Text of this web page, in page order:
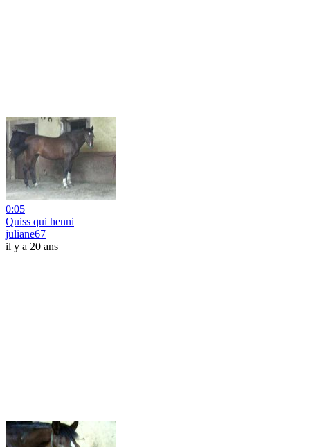
0:05
Quiss qui henni
juliane67
il y a 20 ans